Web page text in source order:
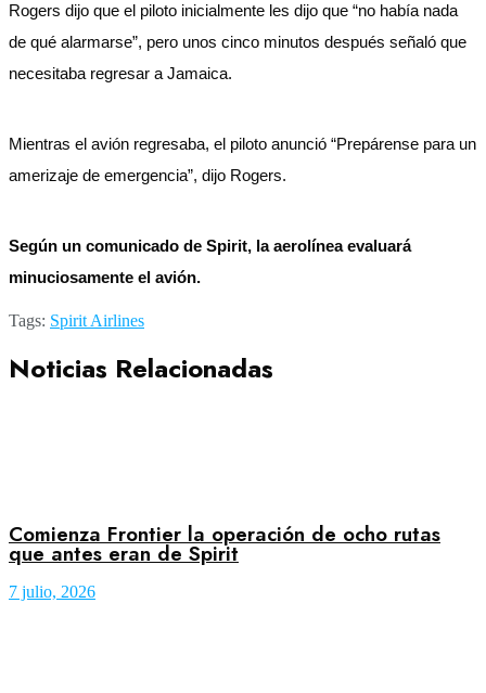
Rogers dijo que el piloto inicialmente les dijo que “no había nada
de qué alarmarse”, pero unos cinco minutos después señaló que
necesitaba regresar a Jamaica.
Mientras el avión regresaba, el piloto anunció “Prepárense para un
amerizaje de emergencia”, dijo Rogers.
Según un comunicado de Spirit, la aerolínea evaluará
minuciosamente el avión.
Tags: Spirit Airlines
Noticias Relacionadas
Comienza Frontier la operación de ocho rutas
que antes eran de Spirit
7 julio, 2026